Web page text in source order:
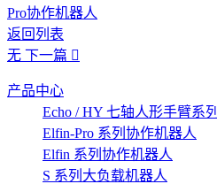
Pro协作机器人
返回列表
无 下一篇
产品中心
Echo / HY 七轴人形手臂系列
Elfin-Pro 系列协作机器人
Elfin 系列协作机器人
S 系列大负载机器人